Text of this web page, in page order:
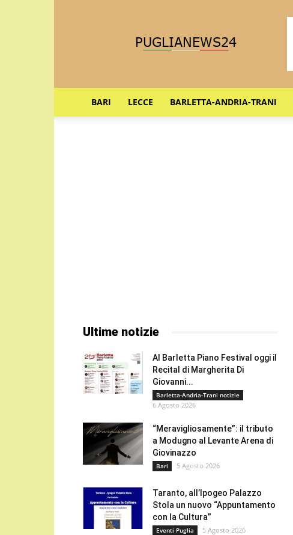
BARI LECCE BARLETTA-ANDRIA-TRANI
Ultime notizie
Al Barletta Piano Festival oggi il
Recital di Margherita Di
Giovanni...
Barletta-Andria-Trani notizie
6 Agosto 2026
“Meravigliosamente”: il tributo
a Modugno al Levante Arena di
Giovinazzo
Bari 5 Agosto 2026
Taranto, all’Ipogeo Palazzo
Stola un nuovo “Appuntamento
con la Cultura”
Eventi Puglia 5 Agosto 2026